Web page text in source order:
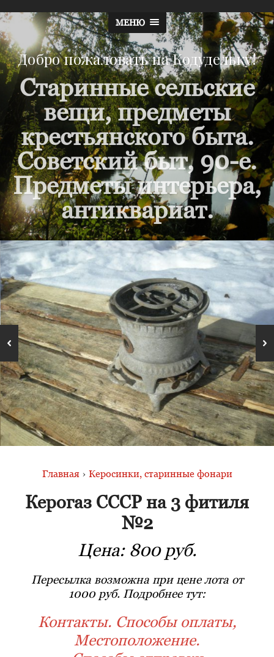
МЕНЮ
Добро пожаловать на Кодудельку!
Старинные сельские
вещи, предметы
крестьянского быта.
Советский быт, 90-е.
Предметы интерьера,
антиквариат.
Главная › Керосинки, старинные фонари
Керогаз СССР на 3 фитиля
№2
Цена: 800 руб.
Пересылка возможна при цене лота от
1000 руб. Подробнее тут:
Контакты. Способы оплаты,
Местоположение.